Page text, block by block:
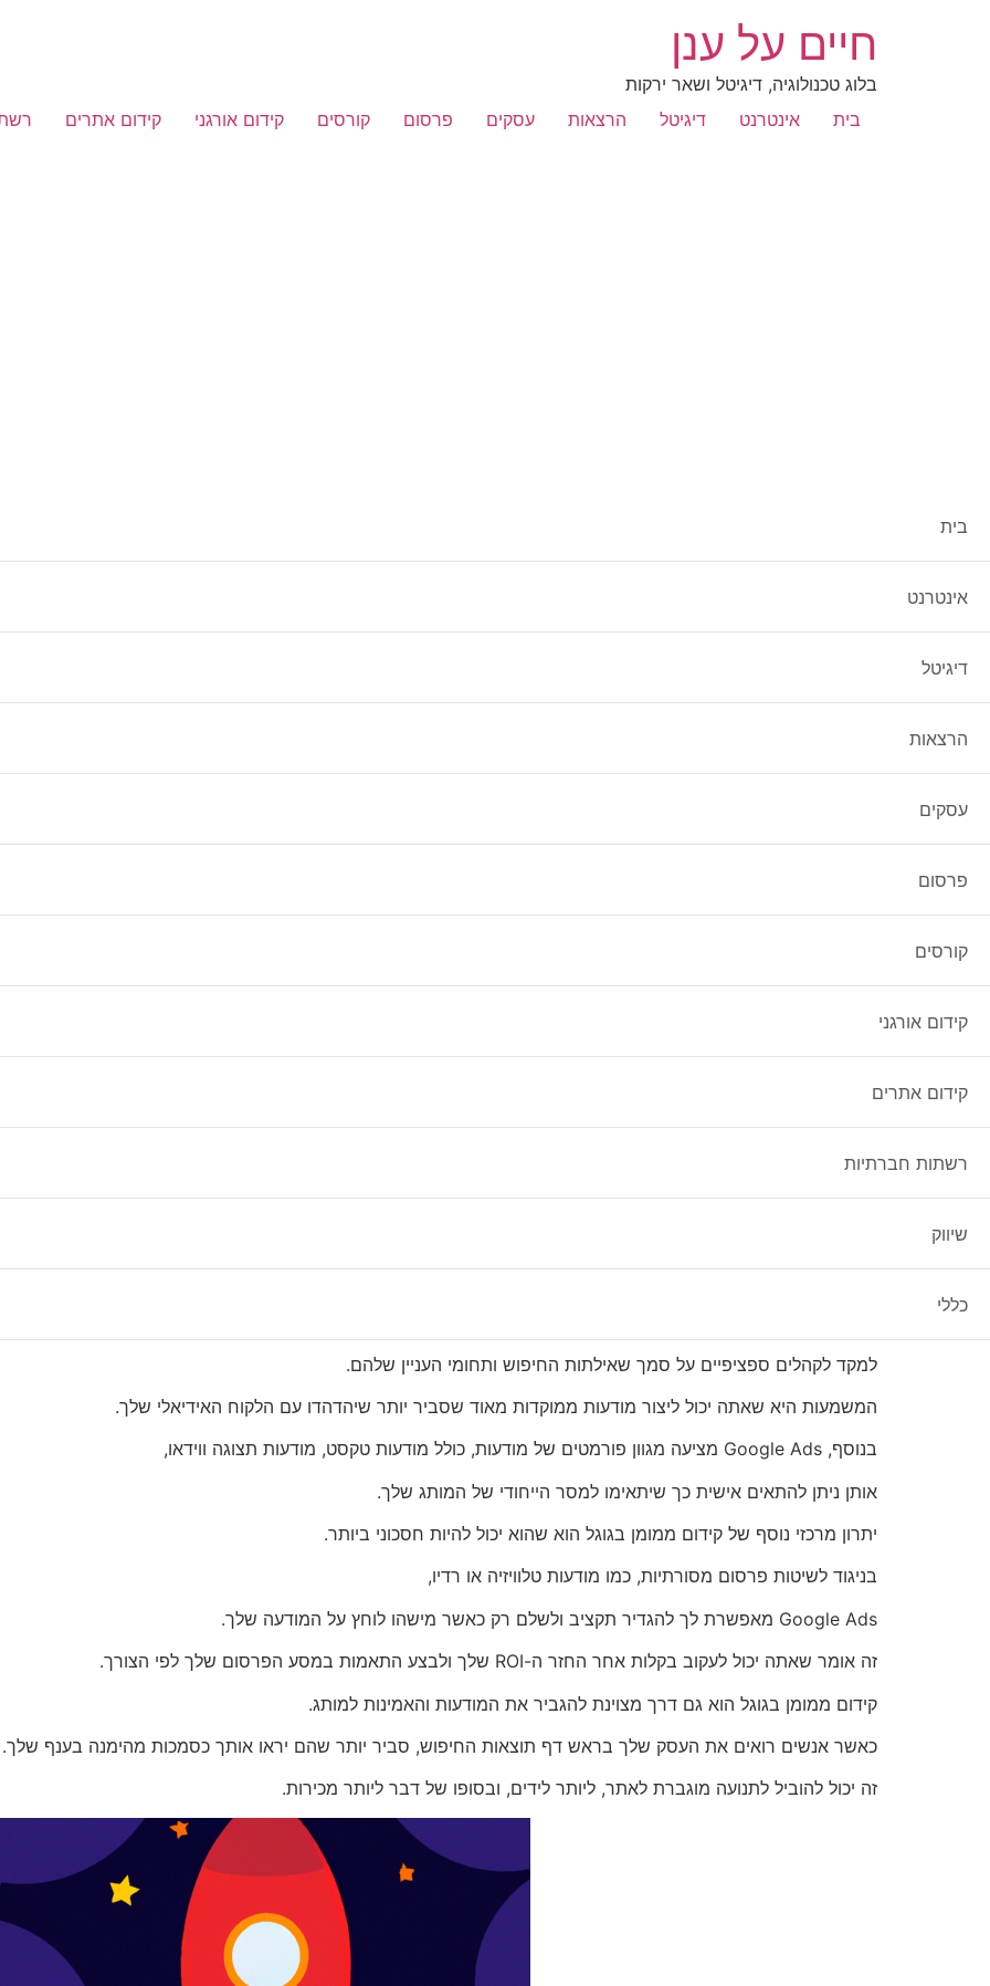
חיים על ענן
בלוג טכנולוגיה, דיגיטל ושאר ירקות
בית
אינטרנט דיגיטל הרצאות עסקים פרסום קורסים קידום אורגני קידום אתרים
בית
אינטרנט
דיגיטל
הרצאות
עסקים
פרסום
קורסים
קידום אורגני
קידום אתרים
רשתות חברתיות
שיווק
כללי
גלה את היסודות של קידום ממומן ב-Google עם מדריך זה למתחילים, המכסה את היסודות של Google Ads
קידום אורגני – המדריך השלם לקידום אתרים אורגני בגוגל
א. הקדמה: מדוע קידום ממומן ב-Google חשוב?
עם למעלה מ-5.6 מיליארד חיפושים שנערכים בגוגל מדי יום,
למקד לקהלים ספציפיים על סמך שאילתות החיפוש ותחומי העניין שלהם.
המשמעות היא שאתה יכול ליצור מודעות ממוקדות מאוד שסביר יותר שיהדהדו עם הלקוח האידיאלי שלך.
בנוסף, Google Ads מציעה מגוון פורמטים של מודעות, כולל מודעות טקסט, מודעות תצוגה ווידאו,
אותן ניתן להתאים אישית כך שיתאימו למסר הייחודי של המותג שלך.
יתרון מרכזי נוסף של קידום ממומן בגוגל הוא שהוא יכול להיות חסכוני ביותר.
בניגוד לשיטות פרסום מסורתיות, כמו מודעות טלוויזיה או רדיו,
Google Ads מאפשרת לך להגדיר תקציב ולשלם רק כאשר מישהו לוחץ על המודעה שלך.
זה אומר שאתה יכול לעקוב בקלות אחר החזר ה-ROI שלך ולבצע התאמות במסע הפרסום שלך לפי הצורך.
קידום ממומן בגוגל הוא גם דרך מצוינת להגביר את המודעות והאמינות למותג.
כאשר אנשים רואים את העסק שלך בראש דף תוצאות החיפוש, סביר יותר שהם יראו אותך כסמכות מהימנה בענף שלך.
זה יכול להוביל לתנועה מוגברת לאתר, ליותר לידים, ובסופו של דבר ליותר מכירות.